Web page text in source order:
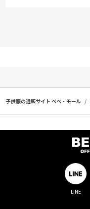
子供服の通販サイト ベベ・モール
LINE